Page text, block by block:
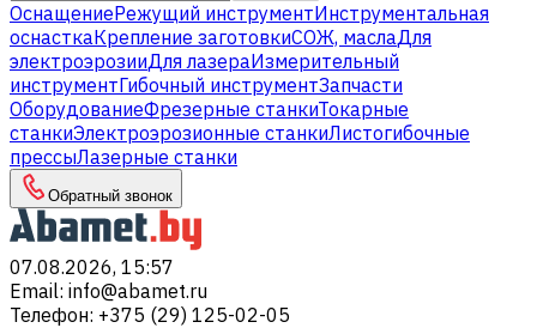
ОснащениеРежущий инструментИнструментальная
оснасткаКрепление заготовкиСОЖ, маслаДля
электроэрозииДля лазераИзмерительный
инструментГибочный инструментЗапчасти
ОборудованиеФрезерные станкиТокарные
станкиЭлектроэрозионные станкиЛистогибочные
прессыЛазерные станки
Обратный звонок
07.08.2026, 15:57
Email: info@abamet.ru
Телефон: +375 (29) 125-02-05